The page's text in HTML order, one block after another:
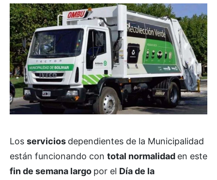
Los servicios dependientes de la Municipalidad
están funcionando con total normalidad en este
fin de semana largo por el Día de la